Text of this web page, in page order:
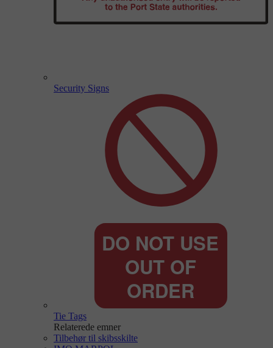
Security Signs
Tie Tags
Relaterede emner
Tilbehør til skibsskilte